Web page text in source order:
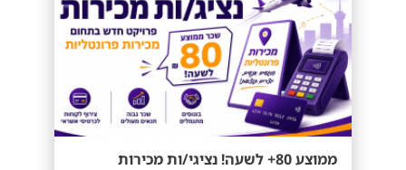
ממוצע 80+ לשעה! נציגי/ות מכירות